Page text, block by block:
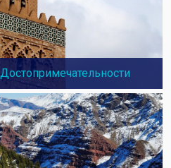
Достопримечательности